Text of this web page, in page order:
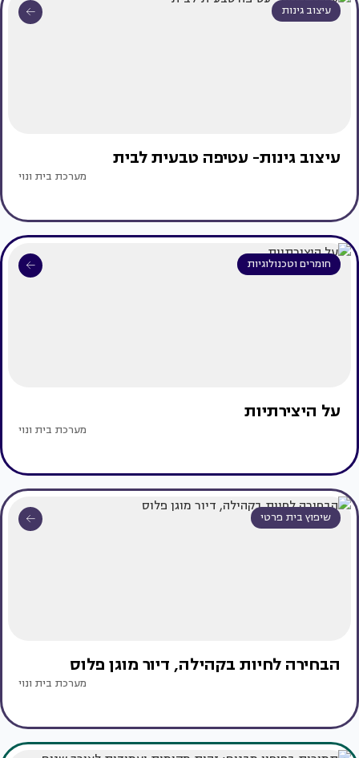
עיצוב גינות
עיצוב גינות- עטיפה טבעית לבית
מערכת בית ונוי
חומרים וטכנולוגיות
על היצירתיות
מערכת בית ונוי
שיפוץ בית פרטי
הבחירה לחיות בקהילה, דיור מוגן פלוס
מערכת בית ונוי